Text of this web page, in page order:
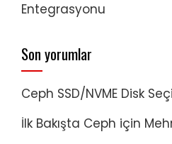
Entegrasyonu
Son yorumlar
Ceph SSD/NVME Disk
İlk Bakışta Ceph için